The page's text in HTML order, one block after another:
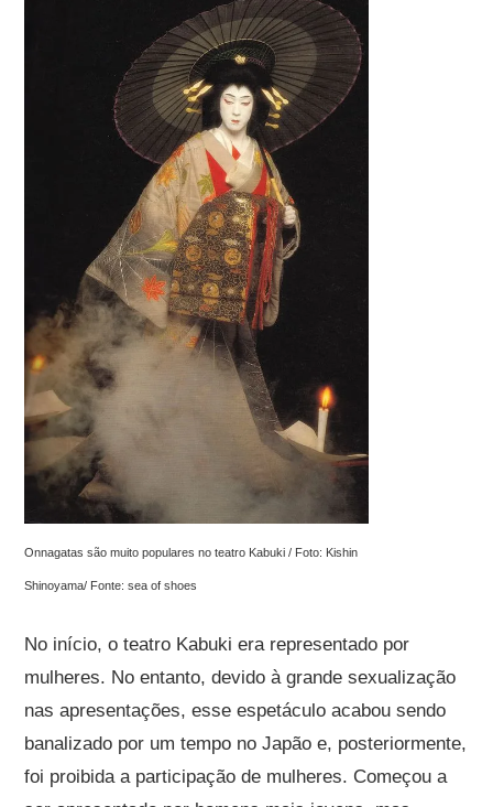
Onnagatas são muito populares no teatro Kabuki / Foto: Kishin
Shinoyama/ Fonte: sea of shoes
No início, o teatro Kabuki era representado por
mulheres. No entanto, devido à grande sexualização
nas apresentações, esse espetáculo acabou sendo
banalizado por um tempo no Japão e, posteriormente,
foi proibida a participação de mulheres. Começou a